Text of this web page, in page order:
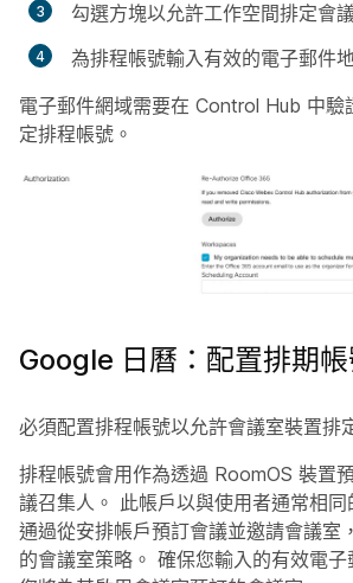
勾選方塊以允許工作空間排定會
為排程帳號輸入有效的電子郵件
電子郵件網域需要在 Control Hub 中驗
定排程帳號。
Google 日曆：配置排期
必須配置排程帳號以允許會議室裝置排
排程帳號會用作為透過 RoomOS 裝置
議召集人。 此帳戶以與使用者通常相同
通過從安排帳戶預訂會議並邀請會議室
的會議室策略。 確保您輸入的有效電